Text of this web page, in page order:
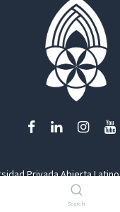
Search
Privada Abierta
derechos reservados.